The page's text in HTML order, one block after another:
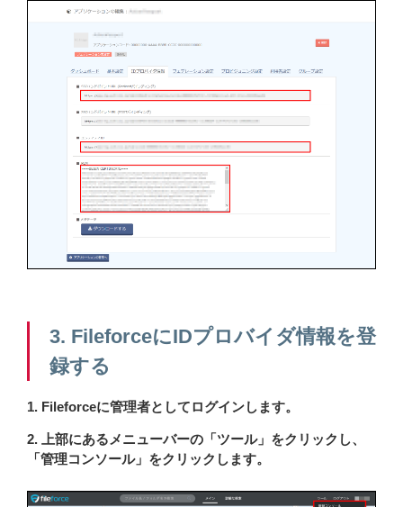
3. FileforceにIDプロバイダ情報を登
録する
1. Fileforceに管理者としてログインします。
2. 上部にあるメニューバーの「ツール」をクリックし、
「管理コンソール」をクリックします。